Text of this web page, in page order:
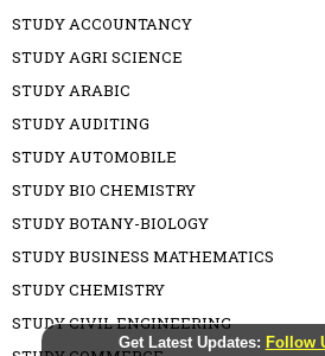
Get Latest Updates: Follow
STUDY ACCOUNTANCY
STUDY AGRI SCIENCE
STUDY ARABIC
STUDY AUDITING
STUDY AUTOMOBILE
STUDY BIO CHEMISTRY
STUDY BOTANY-BIOLOGY
STUDY BUSINESS MATHEMATICS
STUDY CHEMISTRY
STUDY CIVIL ENGINEERING